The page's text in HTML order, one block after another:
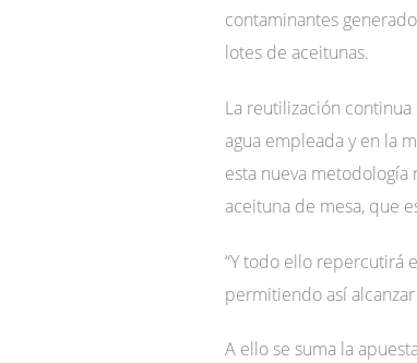
contaminantes
lotes de aceitunas.
La reutilización
agua empleada y en la
esta nueva
aceituna de mesa, que
“Y todo ello repercutirá
permitiendo así
A ello se suma la